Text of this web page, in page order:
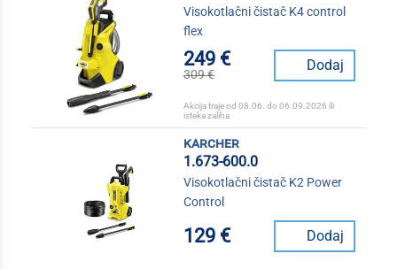
Visokotlačni čistač K4 control
flex
249 €
309 €
Dodaj
Akcija traje od 08.06. do 06.09.2026 ili
isteka zaliha
karcher
1.673-600.0
Visokotlačni čistač K2 Power
Control
129 € Dodaj